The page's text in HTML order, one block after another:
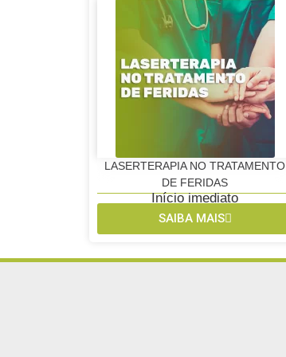
LASERTERAPIA NO TRATAMENTO
DE FERIDAS
Início imediato
SAIBA MAIS